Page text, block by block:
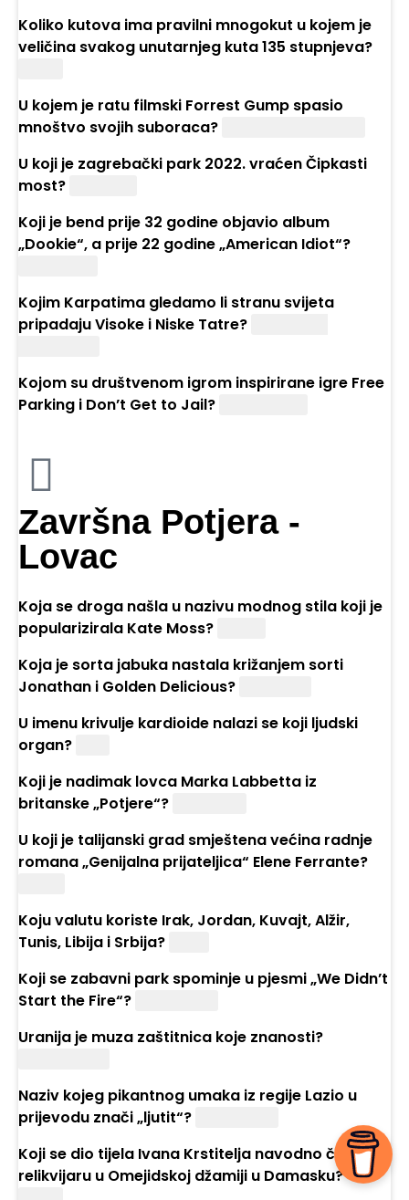
Koliko kutova ima pravilni mnogokut u kojem je
veličina svakog unutarnjeg kuta 135 stupnjeva?
U kojem je ratu filmski Forrest Gump spasio
mnoštvo svojih suboraca?
U koji je zagrebački park 2022. vraćen Čipkasti
most?
Koji je bend prije 32 godine objavio album
„Dookie“, a prije 22 godine „American Idiot“?
Kojim Karpatima gledamo li stranu svijeta
pripadaju Visoke i Niske Tatre?
Kojom su društvenom igrom inspirirane igre Free
Parking i Don’t Get to Jail?
Završna Potjera -
Lovac
Koja se droga našla u nazivu modnog stila koji je
popularizirala Kate Moss?
Koja je sorta jabuka nastala križanjem sorti
Jonathan i Golden Delicious?
U imenu krivulje kardioide nalazi se koji ljudski
organ?
Koji je nadimak lovca Marka Labbetta iz
britanske „Potjere“?
U koji je talijanski grad smještena većina radnje
romana „Genijalna prijateljica“ Elene Ferrante?
Koju valutu koriste Irak, Jordan, Kuvajt, Alžir,
Tunis, Libija i Srbija?
Koji se zabavni park spominje u pjesmi „We Didn’t
Start the Fire“?
Uranija je muza zaštitnica koje znanosti?
Naziv kojeg pikantnog umaka iz regije Lazio u
prijevodu znači „ljutit“?
Koji se dio tijela Ivana Krstitelja navodno čuva u
relikvijaru u Omejidskoj džamiji u Damasku?